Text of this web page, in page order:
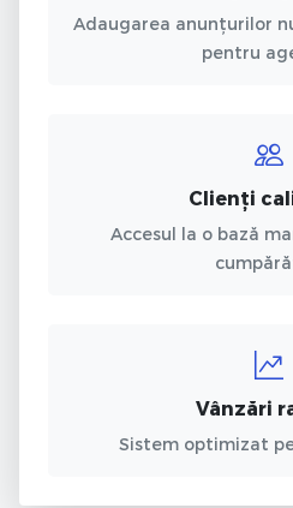
Adaugarea anunțurilor
pentru
Clienți
Accesul la o bază
Vânzări
Sistem optimizat